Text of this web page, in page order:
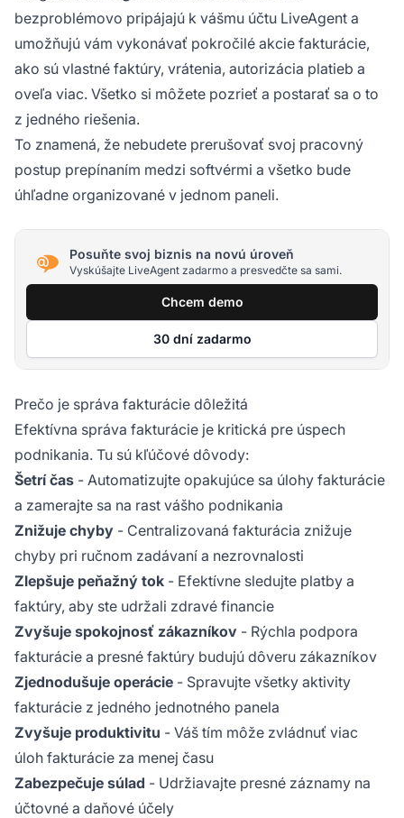
bezproblémovo pripájajú k vášmu účtu LiveAgent a
umožňujú vám vykonávať pokročilé akcie fakturácie,
ako sú vlastné faktúry, vrátenia, autorizácia platieb a
oveľa viac. Všetko si môžete pozrieť a postarať sa o to
z jedného riešenia.
To znamená, že nebudete prerušovať svoj pracovný
postup prepínaním medzi softvérmi a všetko bude
úhľadne organizované v jednom paneli.
Posuňte svoj biznis na novú úroveň
Vyskúšajte LiveAgent zadarmo a presvedčte sa sami.
Chcem demo
30 dní zadarmo
Prečo je správa fakturácie dôležitá
Efektívna správa fakturácie je kritická pre úspech
podnikania. Tu sú kľúčové dôvody:
Šetrí čas - Automatizujte opakujúce sa úlohy fakturácie
a zamerajte sa na rast vášho podnikania
Znižuje chyby - Centralizovaná fakturácia znižuje
chyby pri ručnom zadávaní a nezrovnalosti
Zlepšuje peňažný tok - Efektívne sledujte platby a
faktúry, aby ste udržali zdravé financie
Zvyšuje spokojnosť zákazníkov - Rýchla podpora
fakturácie a presné faktúry budujú dôveru zákazníkov
Zjednodušuje operácie - Spravujte všetky aktivity
fakturácie z jedného jednotného panela
Zvyšuje produktivitu - Váš tím môže zvládnuť viac
úloh fakturácie za menej času
Zabezpečuje súlad - Udržiavajte presné záznamy na
účtovné a daňové účely